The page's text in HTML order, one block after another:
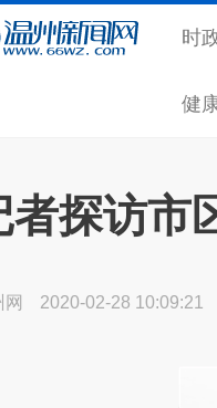
时
健
者探访市
网 2020-02-28 10:09:21